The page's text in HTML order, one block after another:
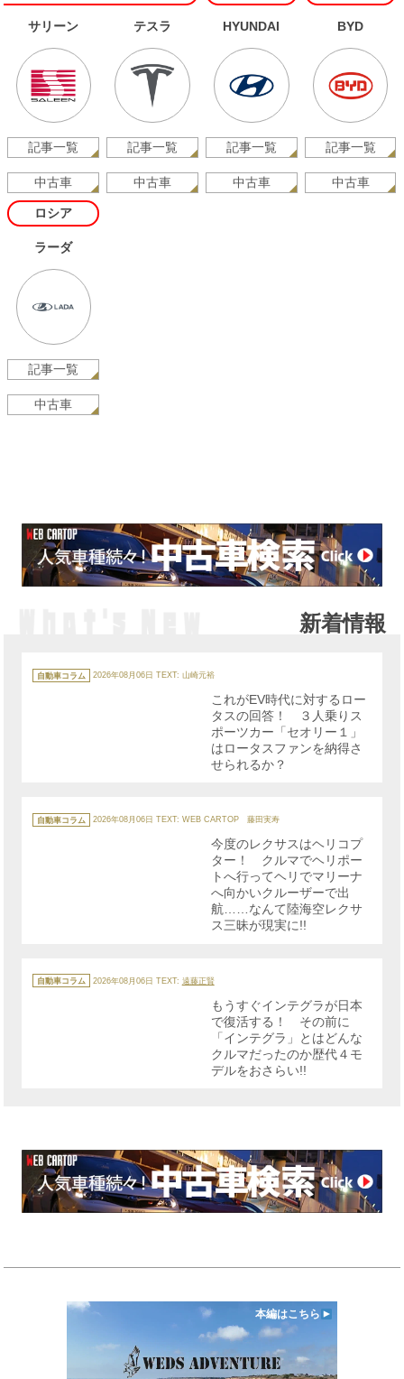
サリーン
記事一覧
中古車
テスラ
記事一覧
中古車
HYUNDAI
記事一覧
中古車
BYD
記事一覧
中古車
ロシア
ラーダ
記事一覧
中古車
新着情報
テ
ゴ
自動車コラム 2026年08月06日 TEXT: 山崎元裕
これがEV時代に対するロー
タスの回答！ ３人乗りス
ポーツカー「セオリー１」
はロータスファンを納得さ
せられるか？
テ
ゴ
自動車コラム 2026年08月06日 TEXT: WEB CARTOP 藤田実寿
今度のレクサスはヘリコプ
ター！ クルマでヘリポー
トへ行ってヘリでマリーナ
へ向かいクルーザーで出
航……なんて陸海空レクサ
ス三昧が現実に!!
テ
ゴ
自動車コラム 2026年08月06日 TEXT: 遠藤正賢
もうすぐインテグラが日本
で復活する！ その前に
「インテグラ」とはどんな
クルマだったのか歴代４モ
デルをおさらい!!
本編はこちら